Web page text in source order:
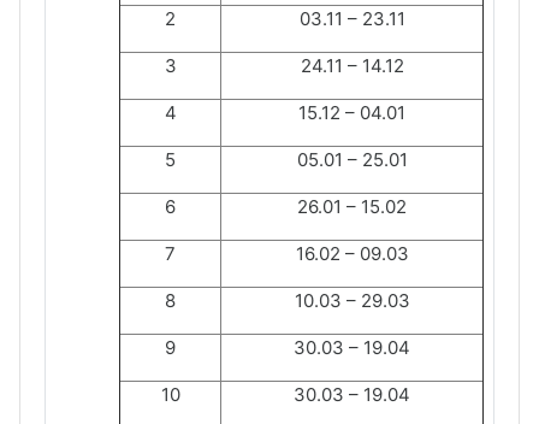
2 03.11 – 23.11
3 24.11 – 14.12
4 15.12 – 04.01
5 05.01 – 25.01
6 26.01 – 15.02
7 16.02 – 09.03
8 10.03 – 29.03
9 30.03 – 19.04
10 30.03 – 19.04